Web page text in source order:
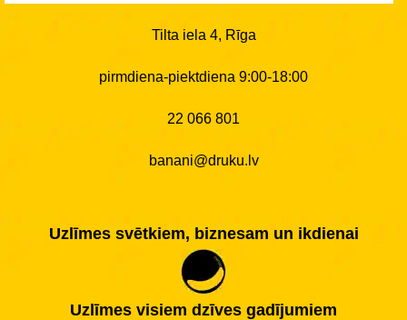
Tilta iela 4, Rīga
pirmdiena-piektdiena 9:00-18:00
22 066 801
banani@druku.lv
Uzlīmes svētkiem, biznesam un ikdienai
Uzlīmes visiem dzīves gadījumiem